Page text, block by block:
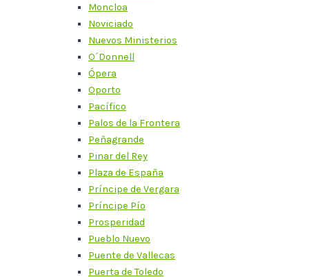
Moncloa
Noviciado
Nuevos Ministerios
O´Donnell
Ópera
Oporto
Pacífico
Palos de la Frontera
Peñagrande
Pinar del Rey
Plaza de España
Príncipe de Vergara
Príncipe Pío
Prosperidad
Pueblo Nuevo
Puente de Vallecas
Puerta de Toledo